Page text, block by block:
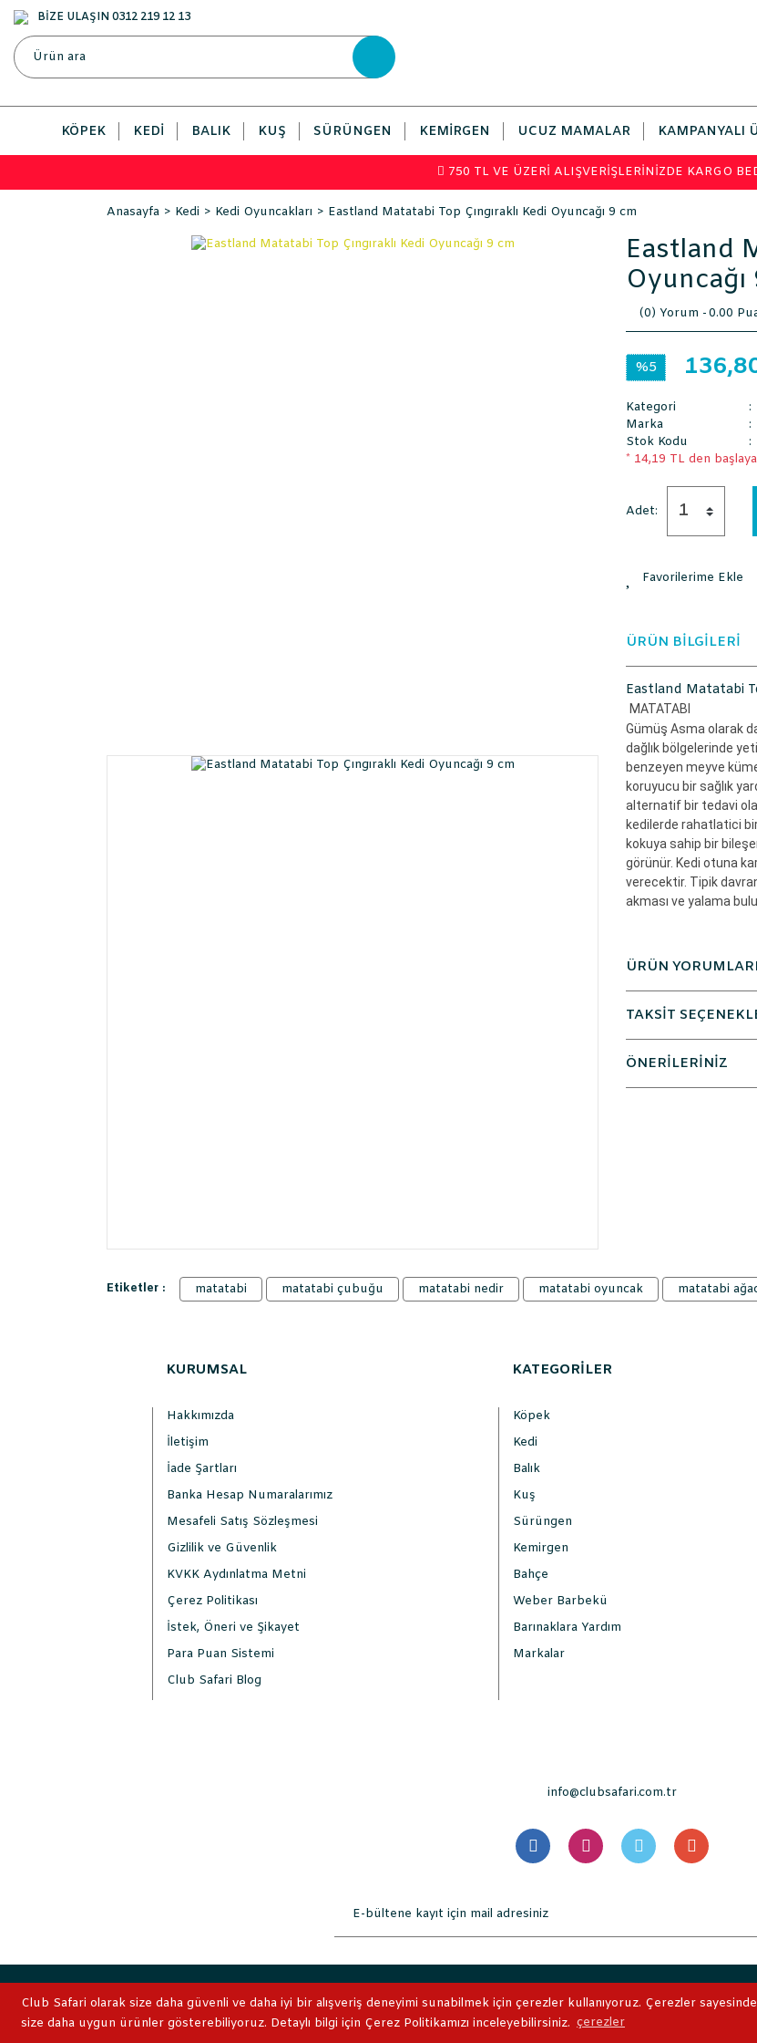
Club Safari olarak size daha güvenli ve daha iyi bir alışveriş deneyimi sunabilmek için çerezler kullanıyoruz. Çerezler
size daha uygun ürünler gösterebiliyoruz. Detaylı bilgi için Çerez Politikamızı inceleyebilirsiniz. çerezler
BİZE ULAŞIN 0312 219 12 13
KÖPEK KEDI BALIK KUŞ SÜRÜNGEN KEMIRGEN UCUZ MAMALAR KAMPANYALI
750 TL VE ÜZERİ ALIŞVERİŞLERİNİZDE KARGO
Anasayfa Kedi Kedi Oyuncakları Eastland Matatabi Top Çıngıraklı Kedi Oyuncağı 9 cm
Eastland
Oyuncağı
(0) Yorum -0.00
%5
Kategori
Marka
Stok Kodu
* 14,19 TL den
Adet:
ÜRÜN BİLGİLERİ
Eastland Matatabi
MATATABI
Gümüş Asma olarak
dağlık bölgelerinde
benzeyen meyve
koruyucu bir sağlık
alternatif bir tedavi
kedilerde rahatlatici
kokuya sahip bir
görünür. Kedi otuna
verecektir. Tipik
akması ve yalama
ÜRÜN YORUMLARI
TAKSİT
ÖNERİLERİNİZ
Etiketler : matatabi matatabi çubuğu matatabi nedir matatabi oyuncak matatabi
KURUMSAL
Hakkımızda
İletişim
İade Şartları
Banka Hesap Numaralarımız
Mesafeli Satış Sözleşmesi
Gizlilik ve Güvenlik
KVKK Aydınlatma Metni
Çerez Politikası
İstek, Öneri ve Şikayet
Para Puan Sistemi
Club Safari Blog
KATEGORİLER
Köpek
Kedi
Balık
Kuş
Sürüngen
Kemirgen
Bahçe
Weber Barbekü
Barınaklara Yardım
Markalar
info@clubsafari.com.tr
ideasoft